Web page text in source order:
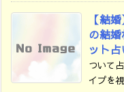
【結
の結
ット
ついて
イプを